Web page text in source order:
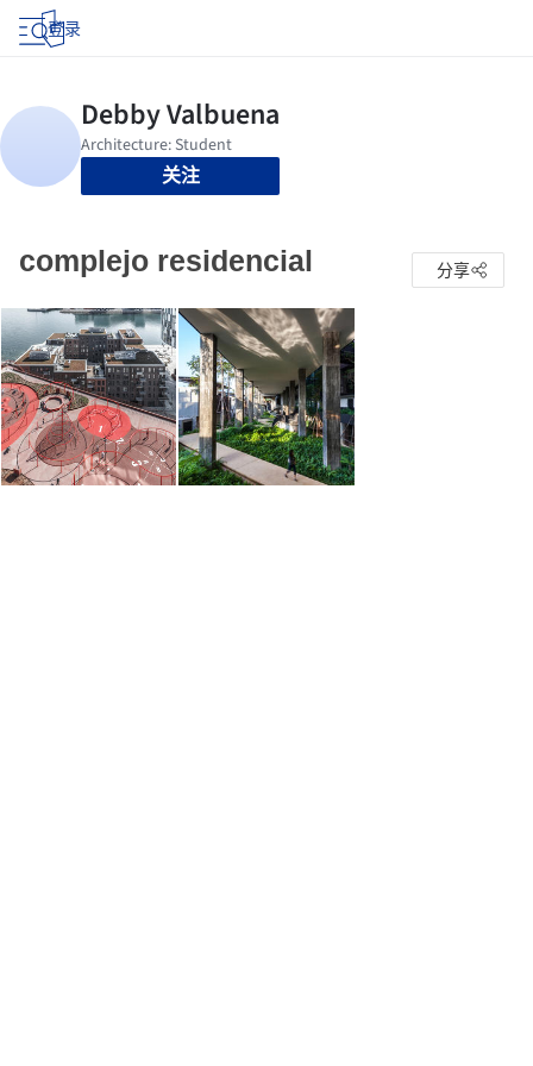
登录
关注
complejo residencial 分享